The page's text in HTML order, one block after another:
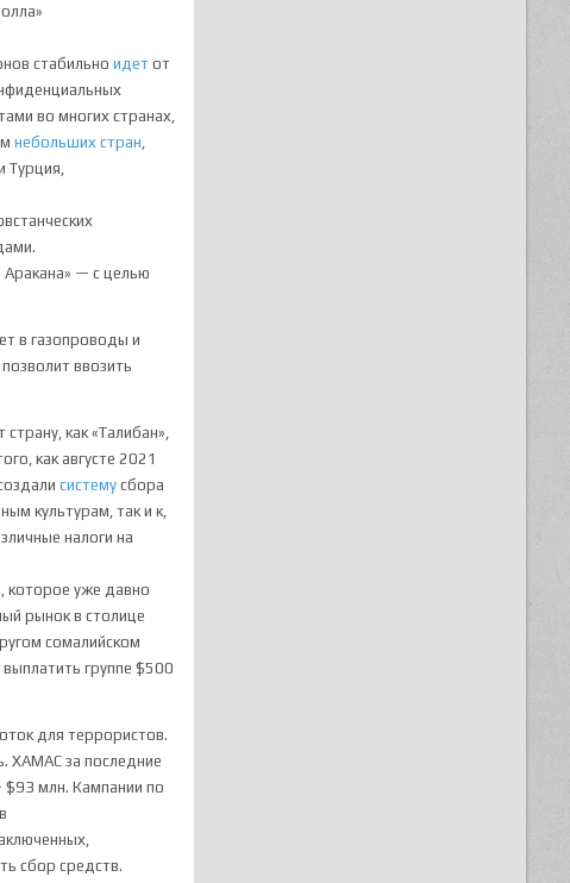
стабильноидет от
во многих странах,
небольших стран,
Турция,
Аракана» — с целью
в газопроводы и
ввозить
как «Талибан»,
как августе 2021
систему сбора
культурам, так и к,
налоги на
которое уже давно
рынок в столице
сомалийском
группе $500
для террористов.
ХАМАС за последние
$93 млн. Кампании по
сбор средств.